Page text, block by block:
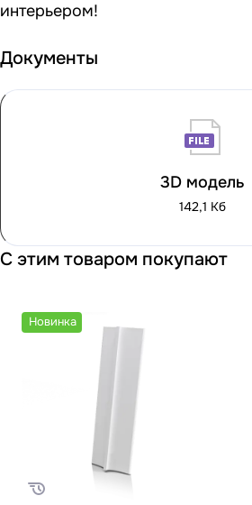
интерьером!
Документы
3D модель
142,1 Кб
С этим товаром покупают
Новинка